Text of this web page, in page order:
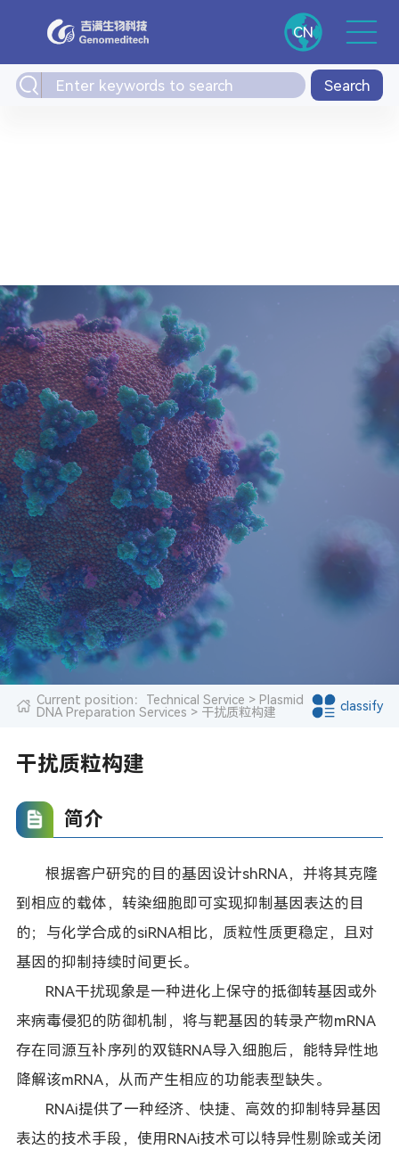
CN
Search
Current position： Technical Service > Plasmid
DNA Preparation Services > 干扰质粒构建 classify
干扰质粒构建
简介
根据客户研究的目的基因设计shRNA，并将其克隆
到相应的载体，转染细胞即可实现抑制基因表达的目
的；与化学合成的siRNA相比，质粒性质更稳定，且对
基因的抑制持续时间更长。
RNA干扰现象是一种进化上保守的抵御转基因或外
来病毒侵犯的防御机制，将与靶基因的转录产物mRNA
存在同源互补序列的双链RNA导入细胞后，能特异性地
降解该mRNA，从而产生相应的功能表型缺失。
RNAi提供了一种经济、快捷、高效的抑制特异基因
表达的技术手段，使用RNAi技术可以特异性剔除或关闭